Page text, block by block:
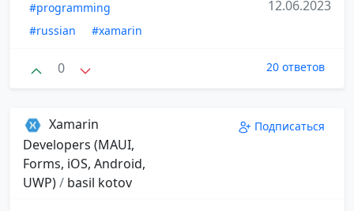
#programming
#russian
#xamarin
12.06.2023
0 20 ответов
Xamarin
Developers (MAUI,
Forms, iOS, Android,
UWP)/ basil kotov
Подписаться